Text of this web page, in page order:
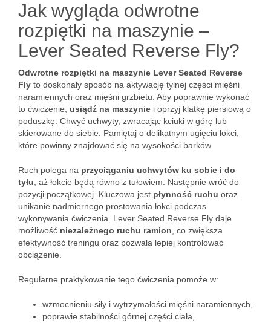
Jak wygląda odwrotne
rozpiętki na maszynie –
Lever Seated Reverse Fly?
Odwrotne rozpiętki na maszynie Lever Seated Reverse
Fly to doskonały sposób na aktywację tylnej części mięśni
naramiennych oraz mięśni grzbietu. Aby poprawnie wykonać
to ćwiczenie, usiądź na maszynie i oprzyj klatkę piersiową o
poduszkę. Chwyć uchwyty, zwracając kciuki w górę lub
skierowane do siebie. Pamiętaj o delikatnym ugięciu łokci,
które powinny znajdować się na wysokości barków.
Ruch polega na przyciąganiu uchwytów ku sobie i do
tyłu , aż łokcie będą równo z tułowiem. Następnie wróć do
pozycji początkowej. Kluczowa jest płynność ruchu oraz
unikanie nadmiernego prostowania łokci podczas
wykonywania ćwiczenia. Lever Seated Reverse Fly daje
możliwość niezależnego ruchu ramion , co zwiększa
efektywność treningu oraz pozwala lepiej kontrolować
obciążenie.
Regularne praktykowanie tego ćwiczenia pomoże w:
wzmocnieniu siły i wytrzymałości mięśni naramiennych,
poprawie stabilności górnej części ciała,